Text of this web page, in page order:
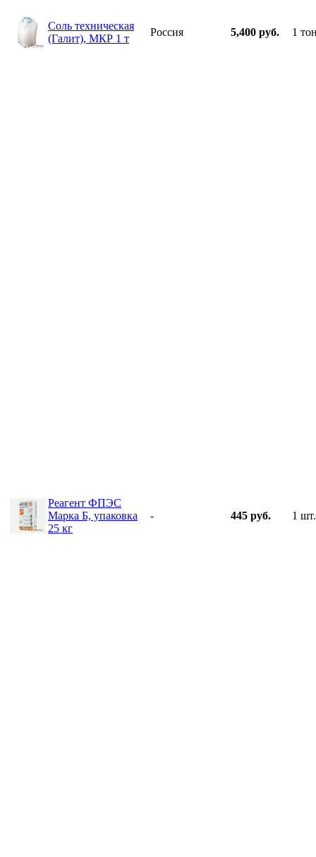
Соль техническая
(Галит), МКР 1 т
Россия 5,400 руб. 1
Реагент ФПЭС
Марка Б, упаковка
25 кг
- 445 руб. 1 шт.